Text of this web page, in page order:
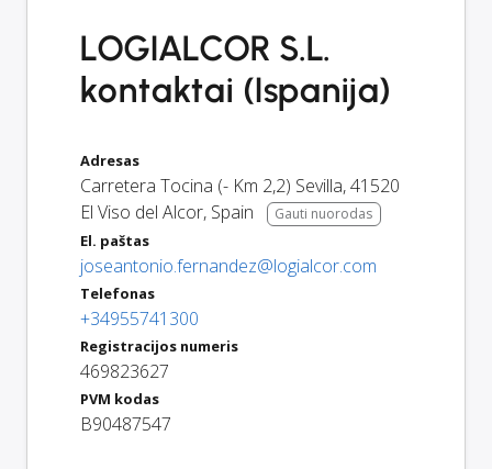
LOGIALCOR S.L.
kontaktai (Ispanija)
Adresas
Carretera Tocina (- Km 2,2) Sevilla,41520
El Viso del Alcor, Spain Gauti nuorodas
El. paštas
joseantonio.fernandez@logialcor.com
Telefonas
+34955741300
Registracijos numeris
469823627
PVM kodas
B90487547